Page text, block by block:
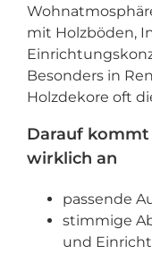
mit Holzböden,
Besonders in
Holzdekore oft
Darauf kommt
wirklich an
passende
stimmige
und